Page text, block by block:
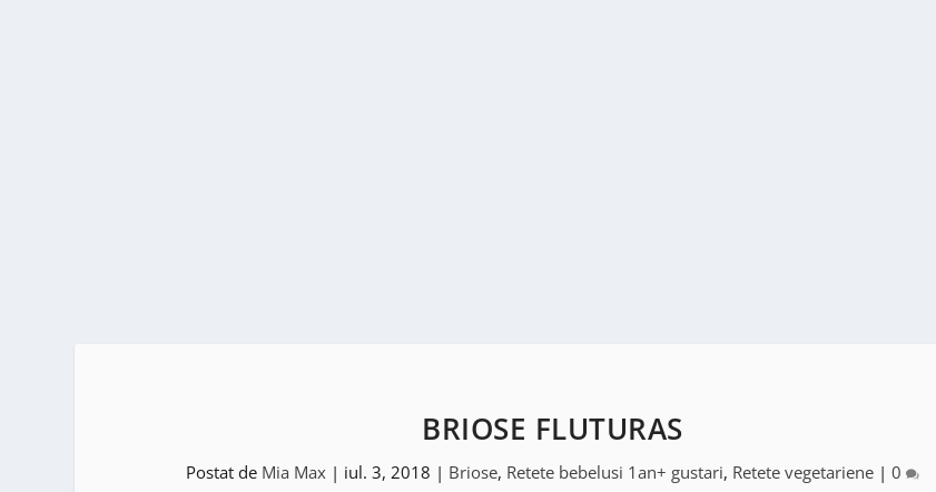
BRIOSE FLUTURAS
Postat de Mia Max | iul. 3, 2018 | Briose, Retete bebelusi 1an+ gustari, Retete vegetariene |0